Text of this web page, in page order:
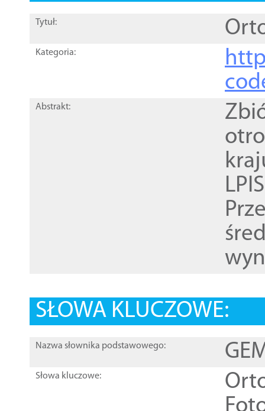
Tytuł:
Kategoria:
Abstrakt:
SŁOWA KLUCZOWE:
Nazwa słownika podstawowego:
Słowa kluczowe: